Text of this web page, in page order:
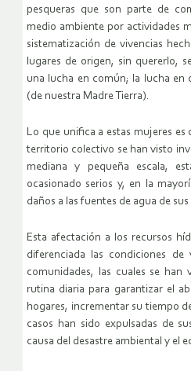
pesqueras que son parte de
medio ambiente por actividades
sistematización de vivencias
lugares de origen, sin quererlo,
una lucha en común; la lucha en
(de nuestra Madre Tierra).
Lo que unifica a estas mujeres
territorio colectivo se han visto
mediana y pequeña escala,
ocasionado serios y, en la
daños a las fuentes de agua de
Esta afectación a los recursos
diferenciada las condiciones
comunidades, las cuales se han
rutina diaria para garantizar el
hogares, incrementar su tiempo
casos han sido expulsadas de
causa del desastre ambiental y el